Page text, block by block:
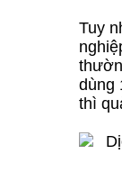
Tuy
dùng
thì